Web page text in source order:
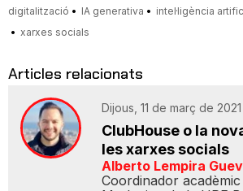
digitalització IA generativa intel·ligència
xarxes socials
Articles relacionats
Dijous, 11 de març de
ClubHouse o la
les xarxes socials
Alberto Lempira
Coordinador